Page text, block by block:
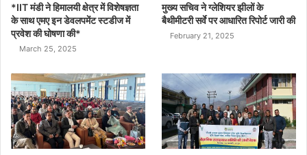
*IIT मंडी ने हिमालयी क्षेत्र में विशेषज्ञता
के साथ एमए इन डेवलपमेंट स्टडीज में
प्रवेश की घोषणा की*
March 25, 2025
मुख्य सचिव ने ग्लेशियर झीलों के
बैथीमीटरी सर्वे पर आधारित रिपोर्ट जारी की
February 21, 2025